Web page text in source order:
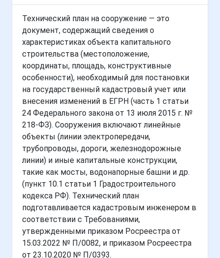
Технический план на сооружение — это
документ, содержащий сведения о
характеристиках объекта капитального
строительства (местоположение,
координаты, площадь, конструктивные
особенности), необходимый для постановки
на государственный кадастровый учет или
внесения изменений в ЕГРН (часть 1 статьи
24 Федерального закона от 13 июля 2015 г. №
218-ФЗ). Сооружения включают линейные
объекты (линии электропередачи,
трубопроводы, дороги, железнодорожные
линии) и иные капитальные конструкции,
такие как мосты, водонапорные башни и др.
(пункт 10.1 статьи 1 Градостроительного
кодекса РФ). Технический план
подготавливается кадастровым инженером в
соответствии с Требованиями,
утвержденными приказом Росреестра от
15.03.2022 № П/0082, и приказом Росреестра
от 23.10.2020 № П/0393.